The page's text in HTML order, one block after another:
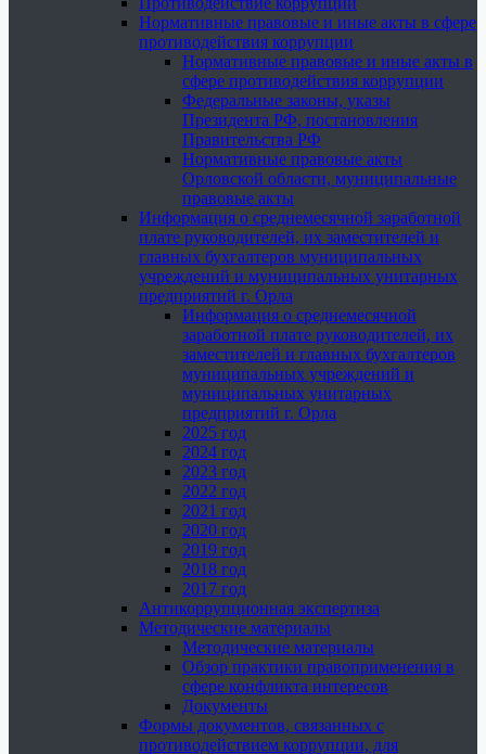
Нормативные правовые и иные акты в сфере
противодействия коррупции
Нормативные правовые и иные акты в
сфере противодействия коррупции
Федеральные законы, указы
Президента РФ, постановления
Правительства РФ
Нормативные правовые акты
Орловской области, муниципальные
правовые акты
Информация о среднемесячной заработной
плате руководителей, их заместителей и
главных бухгалтеров муниципальных
учреждений и муниципальных унитарных
предприятий г. Орла
Информация о среднемесячной
заработной плате руководителей, их
заместителей и главных бухгалтеров
муниципальных учреждений и
муниципальных унитарных
предприятий г. Орла
2025 год
2024 год
2023 год
2022 год
2021 год
2020 год
2019 год
2018 год
2017 год
Антикоррупционная экспертиза
Методические материалы
Методические материалы
Обзор практики правоприменения в
сфере конфликта интересов
Документы
Формы документов, связанных с
противодействием коррупции, для